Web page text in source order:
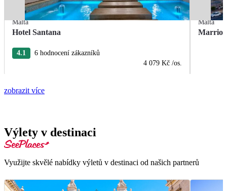
Malta
Hotel Santana
4.1
6 hodnocení zákazníků
4 079 Kč /os.
Malta
zobrazit více
Výlety v destinaci
Využijte skvělé nabídky výletů v destinaci od našich partnerů